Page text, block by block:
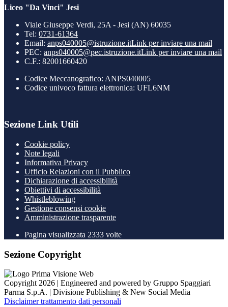
Liceo "Da Vinci" Jesi
Viale Giuseppe Verdi, 25A - Jesi (AN) 60035
Tel: 0731-61364
Email: anps040005@istruzione.itLink per inviare una mail
PEC: anps040005@pec.istruzione.itLink per inviare una mail
C.F.: 82001660420
Codice Meccanografico: ANPS040005
Codice univoco fattura elettronica: UFL6NM
Sezione Link Utili
Cookie policy
Note legali
Informativa Privacy
Ufficio Relazioni con il Pubblico
Dichiarazione di accessibilità
Obiettivi di accessibilità
Whistleblowing
Gestione consensi cookie
Amministrazione trasparente
Pagina visualizzata 2333 volte
Sezione Copyright
Copyright 2026 | Engineered and powered by Gruppo Spaggiari
Parma S.p.A. | Divisione Publishing & New Social Media
Disclaimer trattamento dati personali